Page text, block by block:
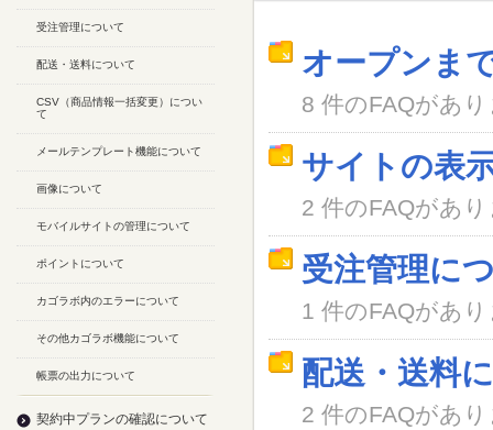
オープンま
8 件のFAQがあ
サイトの表
2 件のFAQがあ
受注管理に
1 件のFAQがあ
配送・送料
2 件のFAQがあ
受注管理について
配送・送料について
CSV（商品情報一括変更）につい
て
メールテンプレート機能について
画像について
モバイルサイトの管理について
ポイントについて
カゴラボ内のエラーについて
その他カゴラボ機能について
帳票の出力について
契約中プランの確認について